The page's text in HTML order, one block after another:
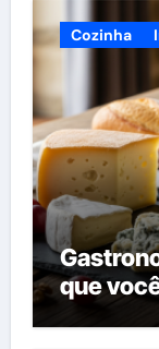
Cozinha
que